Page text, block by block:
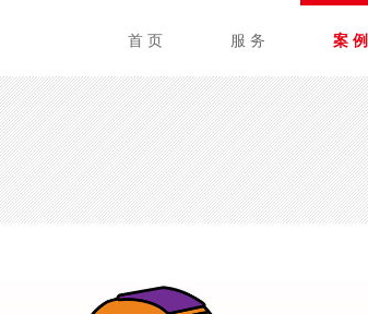
首 页 服 务 案 例